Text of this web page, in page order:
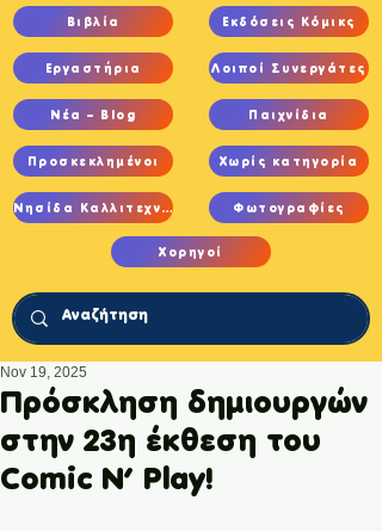
Βιβλία
Εργαστήρια
Νέα – Blog
Προσκεκλημένοι
Νησίδα Καλλιτεχνών
Εκδόσεις Κόμικς
Λοιποί Συνεργάτες
Παιχνίδια
Χωρίς κατηγορία
Φωτογραφίες
Χορηγοί
Πρόσκληση δημιουργών
στην 23η έκθεση του
Comic N’ Play!
Nov 19, 2025